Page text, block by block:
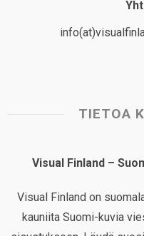
TIETOA
Visual Finland –
Visual Finland on
kauniita Suomi-kuvia